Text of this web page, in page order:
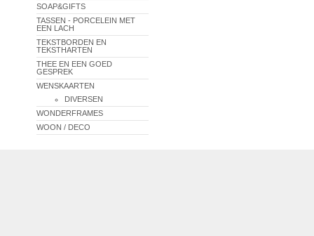
SOAP&GIFTS
TASSEN - PORCELEIN MET
EEN LACH
TEKSTBORDEN EN
TEKSTHARTEN
THEE EN EEN GOED
GESPREK
WENSKAARTEN
DIVERSEN
WONDERFRAMES
WOON / DECO